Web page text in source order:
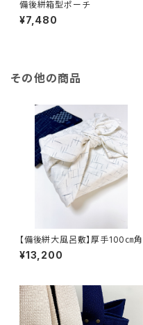
備後絣箱型ポーチ
¥7,480
その他の商品
【備後絣大風呂敷】厚手100㎝角
¥13,200